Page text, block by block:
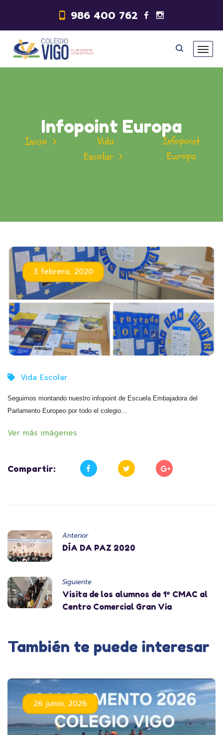
986 400 762
Infopoint Europa
Inicio
Vida
Escolar
Infopoint
Europa
3 febrero, 2020
Vida Escolar
Seguimos montando nuestro infopoint de Escuela Embajadora del
Parlamento Europeo por todo el colegio…
Ver más imágenes
Compartir:
Anterior
DÍA DA PAZ 2020
Siguiente
Visita de los alumnos de 1º CMAC al
Centro Comercial Gran Via
También te puede interesar
26 junio, 2026